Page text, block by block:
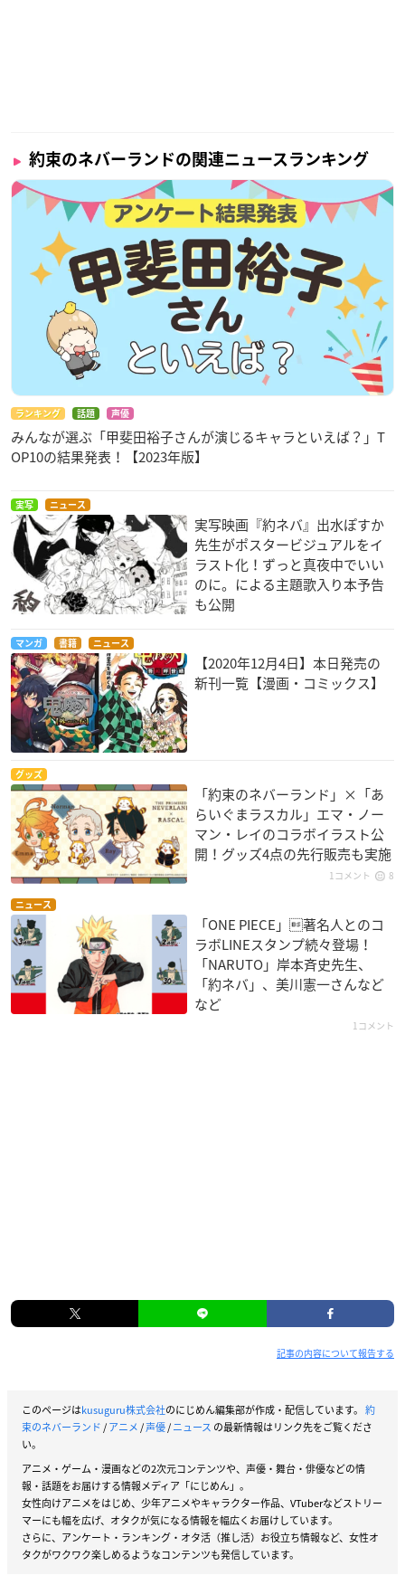
約束のネバーランドの関連ニュースランキング
ランキング 話題 声優
みんなが選ぶ「甲斐田裕子さんが演じるキャラといえば？」T
OP10の結果発表！【2023年版】
実写 ニュース
実写映画『約ネバ』出水ぽすか
先生がポスタービジュアルをイ
ラスト化！ずっと真夜中でいい
のに。による主題歌入り本予告
も公開
マンガ 書籍 ニュース
【2020年12月4日】本日発売の
新刊一覧【漫画・コミックス】
グッズ
「約束のネバーランド」×「あ
らいぐまラスカル」エマ・ノー
マン・レイのコラボイラスト公
開！グッズ4点の先行販売も実施
1コメント 8
ニュース
「ONE PIECE」著名人とのコ
ラボLINEスタンプ続々登場！
「NARUTO」岸本斉史先生、
「約ネバ」、美川憲一さんなど
など
1コメント
記事の内容について報告する
このページはkusuguru株式会社のにじめん編集部が作成・配信しています。 約
束のネバーランド/アニメ/声優/ニュース の最新情報はリンク先をご覧くださ
い。
アニメ・ゲーム・漫画などの2次元コンテンツや、声優・舞台・俳優などの情
報・話題をお届けする情報メディア「にじめん」。
女性向けアニメをはじめ、少年アニメやキャラクター作品、VTuberなどストリー
マーにも幅を広げ、オタクが気になる情報を幅広くお届けしています。
さらに、アンケート・ランキング・オタ活（推し活）お役立ち情報など、女性オ
タクがワクワク楽しめるようなコンテンツも発信しています。